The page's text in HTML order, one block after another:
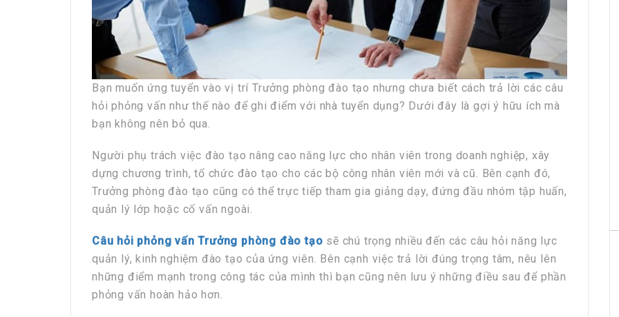
Bạn muốn ứng tuyển vào vị trí Trưởng phòng đào tạo nhưng chưa biết cách trả lời các câu
hỏi phỏng vấn như thế nào để ghi điểm với nhà tuyển dụng? Dưới đây là gợi ý hữu ích mà
bạn không nên bỏ qua.
Người phụ trách việc đào tạo nâng cao năng lực cho nhân viên trong doanh nghiệp, xây
dựng chương trình, tổ chức đào tạo cho các bộ công nhân viên mới và cũ. Bên cạnh đó,
Trưởng phòng đào tạo cũng có thể trực tiếp tham gia giảng dạy, đứng đầu nhóm tập huấn,
quản lý lớp hoặc cố vấn ngoài.
Câu hỏi phỏng vấn Trưởng phòng đào tạo sẽ chú trọng nhiều đến các câu hỏi năng lực
quản lý, kinh nghiệm đào tạo của ứng viên. Bên cạnh việc trả lời đúng trọng tâm, nêu lên
những điểm mạnh trong công tác của mình thì bạn cũng nên lưu ý những điều sau để phần
phỏng vấn hoàn hảo hơn.